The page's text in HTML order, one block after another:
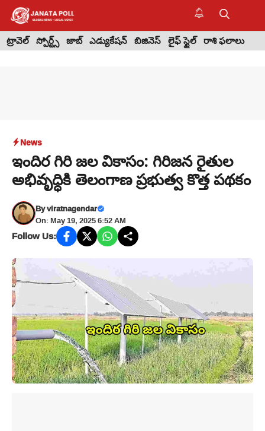
Skip
content
ట్రావెల్ స్పోర్ట్స్ జాబ్ ఎడ్యుకేషన్ బిజినెస్ లైఫ్ స్టైల్ రాశి ఫలాలు
News
ఇందిర గిరి జల వికాసం: గిరిజన రైతుల
అభివృద్ధికి తెలంగాణ ప్రభుత్వ కొత్త పథకం
Byviratnagendar
On: May 19, 2025 6:52 AM
Follow Us: